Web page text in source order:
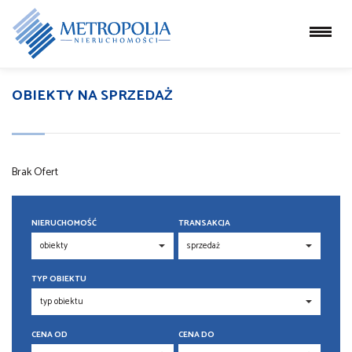
OBIEKTY NA SPRZEDAŻ
Brak Ofert
NIERUCHOMOŚĆ TRANSAKCJA
TYP OBIEKTU
CENA OD CENA DO